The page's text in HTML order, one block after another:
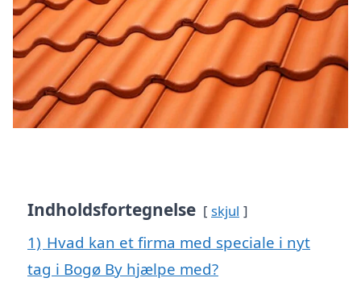
Indholdsfortegnelse skjul
1) Hvad kan et firma med speciale i nyt
tag i Bogø By hjælpe med?